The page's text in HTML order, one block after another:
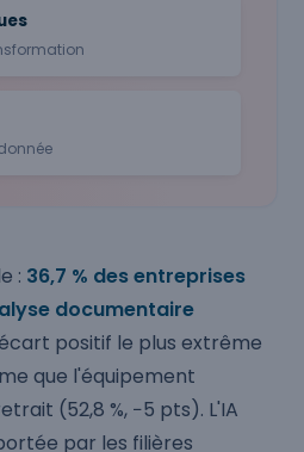
: 36,7 % des entreprises
documentaire
positif le plus extrême
que l'équipement
(52,8 %, −5 pts). L'IA
par les filières